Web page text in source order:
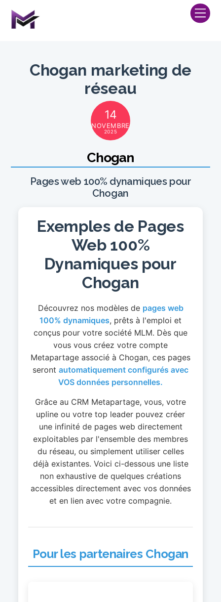
content
Chogan marketing de
réseau
14
NOVEMBRE
2025
Chogan
Pages web 100% dynamiques pour
Chogan
Exemples de Pages
Web 100%
Dynamiques pour
Chogan
Découvrez nos modèles de pages web
100% dynamiques, prêts à l'emploi et
conçus pour votre société MLM. Dès que
vous vous créez votre compte
Metapartage associé à Chogan, ces pages
seront automatiquement configurés avec
VOS données personnelles.
Grâce au CRM Metapartage, vous, votre
upline ou votre top leader pouvez créer
une infinité de pages web directement
exploitables par l'ensemble des membres
du réseau, ou simplement utiliser celles
déjà existantes. Voici ci-dessous une liste
non exhaustive de quelques créations
accessibles directement avec vos données
et en lien avec votre compagnie.
Pour les partenaires Chogan